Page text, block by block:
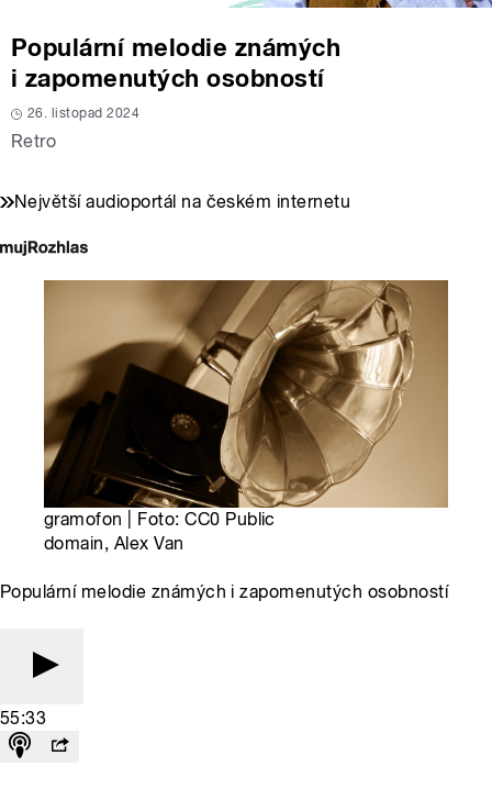
Populární melodie známých
i zapomenutých osobností
26. listopad 2024
Retro
Největší audioportál na českém internetu
gramofon | Foto: CC0 Public
domain, Alex Van
Populární melodie známých i zapomenutých osobností
55:33